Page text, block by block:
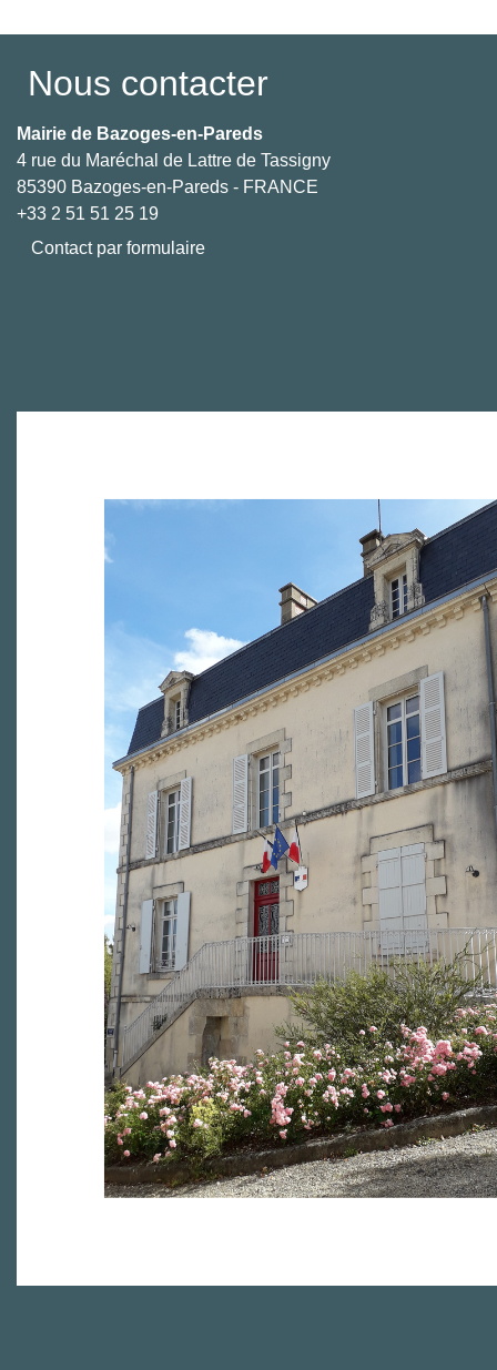
Nous contacter
Mairie de Bazoges-en-Pareds
4 rue du Maréchal de Lattre de Tassigny
85390 Bazoges-en-Pareds - FRANCE
+33 2 51 51 25 19
Contact par formulaire